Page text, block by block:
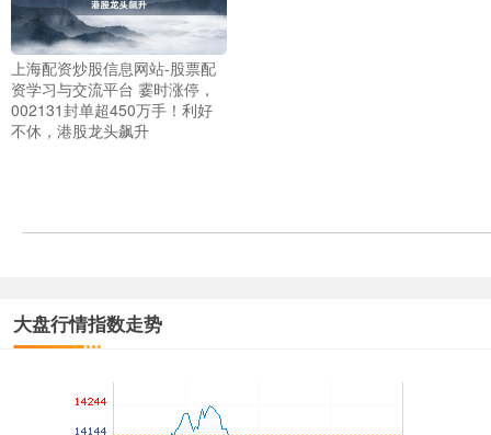
上海配资炒股信息网站-股票配
资学习与交流平台 霎时涨停，
002131封单超450万手！利好
不休，港股龙头飙升
大盘行情指数走势
上证综指 3900.35